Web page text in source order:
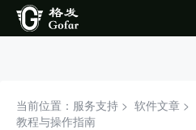
当前位置：服务支持 > 软件文章 >
教程与操作指南